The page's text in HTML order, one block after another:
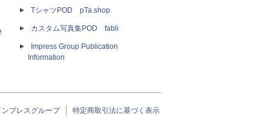
TシャツPOD pTa.shop
カスタム写真集POD fabli
Impress Group Publication
Information
ンプレスグループ 特定商取引法に基づく表示